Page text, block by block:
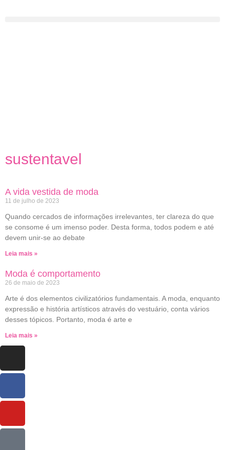
sustentavel
A vida vestida de moda
11 de julho de 2023
Quando cercados de informações irrelevantes, ter clareza do que
se consome é um imenso poder. Desta forma, todos podem e até
devem unir-se ao debate
Leia mais »
Moda é comportamento
26 de maio de 2023
Arte é dos elementos civilizatórios fundamentais. A moda, enquanto
expressão e história artísticos através do vestuário, conta vários
desses tópicos. Portanto, moda é arte e
Leia mais »